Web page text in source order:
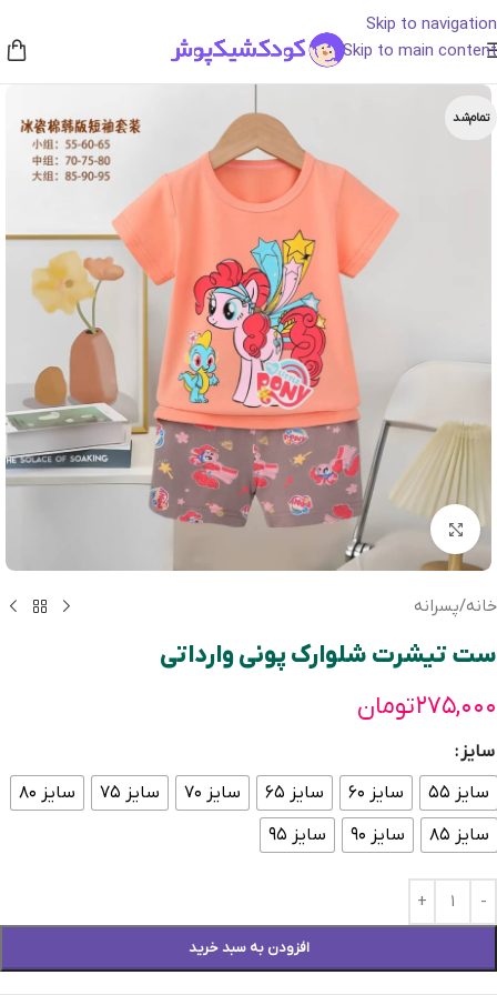
Skip to navigation
Skip to main content
تمام‌شد
بزرگنمایی تصویر
خانه/پسرانه
ست تیشرت شلوارک پونی وارداتی
۲۷۵,۰۰۰تومان
سایز
سایز ۵۵
سایز ۶۰ سایز ۶۵ سایز ۷۰ سایز ۷۵
سایز ۸۰
سایز ۸۵
سایز ۹۰ سایز ۹۵
افزودن به سبد خرید